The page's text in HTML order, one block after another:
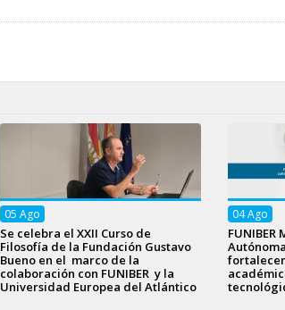
05 Ago
Se celebra el XXII Curso de
Filosofía de la Fundación Gustavo
Bueno en el marco de la
colaboración con FUNIBER y la
Universidad Europea del Atlántico
04Ago